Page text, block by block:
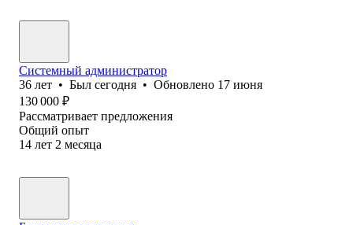
Системный администратор
36 лет • Был сегодня • Обновлено 17 июня
130 000 ₽
Рассматривает предложения
Общий опыт
14 лет 2 месяца